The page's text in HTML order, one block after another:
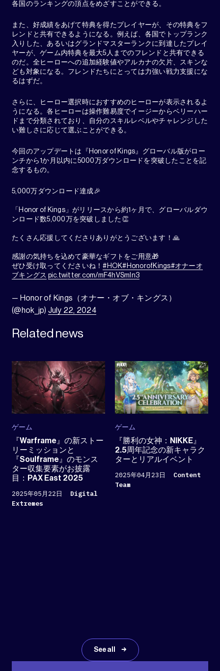
各国のランキングの頂点をめざすことができる。
また、好成績をあげて特典を得たプレイヤーが、その特典をフ
レンドと共有できるようになる。例えば、各国でトップランク
入りした、あるいはグランドマスターランクに到達したプレイ
ヤーが、ゲーム内特典を最大5人までのフレンドと共有できる
のだ。全ヒーローへの追加経験値やアルカナの欠片、スキンな
ども対象になる。フレンドたちにとっては力強い戦力支援にな
るはずだ。
さらに、ヒーロー選択時におすすめのヒーローが表示されるよ
うになる。各ヒーローは操作難易度でイージーからベリーハー
ドまで分類されており、自分のスキルレベルやチャレンジした
い難しさに応じて選ぶことができる。
今回のアップデートは『Honor of Kings』グローバル版がロー
ンチから1か月以内に5000万ダウンロードを突破したことを記
念するもの。
5,000万ダウンロード達成🎉
「Honor of Kings」がリリースから約1ヶ月で、グローバルダウ
ンロード数5,000万を突破しました👏
たくさん応援してくださりありがとうございます！🙏
感謝の気持ちを込めて豪華なギフトをご用意🎁
ぜひ受け取ってくださいね！#HOK#HonorofKings#オナーオ
ブキングス pic.twitter.com/mF4hVSmln3
— Honor of Kings（オナー・オブ・キングス）
(@hok_jp) July 22, 2024
Related news
ゲーム
『Warframe』の新ストー
リーミッションと
『Soulframe』のモンス
ター収集要素がお披露
目：PAX East 2025
2025年05月22日
Digital
Extremes
ゲーム
『勝利の女神：NIKKE』
2.5周年記念の新キャラク
ターとリアルイベント
2025年04月23日
Content
Team
See all